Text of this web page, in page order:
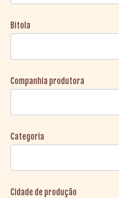
Bitola
Companhia produtora
Categoria
Cidade de produção